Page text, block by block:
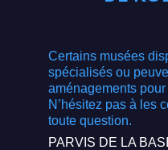
Certains musées
spécialisés ou
aménagements
N’hésitez pas à les
toute question.
PARVIS DE LA